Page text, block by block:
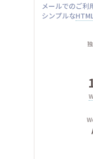
メールでのご利
シンプルな